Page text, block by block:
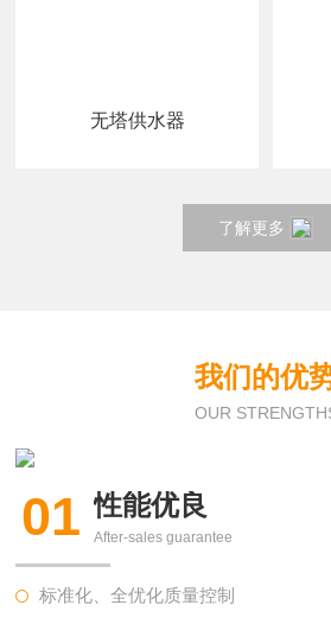
无塔供水器
了解更多
我们的优
OUR
01 性能优良
After-sales guarantee
标准化、全优化质量控制